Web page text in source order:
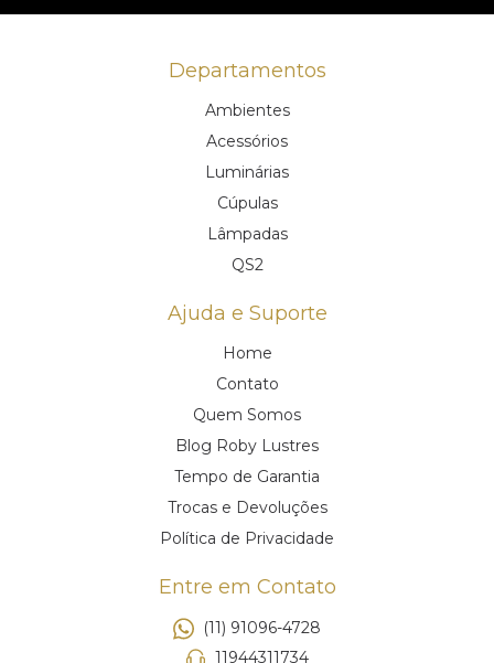
Departamentos
Ambientes
Acessórios
Luminárias
Cúpulas
Lâmpadas
QS2
Ajuda e Suporte
Home
Contato
Quem Somos
Blog Roby Lustres
Tempo de Garantia
Trocas e Devoluções
Política de Privacidade
Entre em Contato
(11) 91096-4728
11944311734